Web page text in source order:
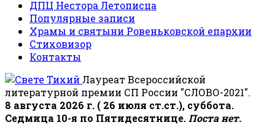
ДПЦ Нестора Летописца
Популярные записи
Храмы и святыни Ровеньковской епархии
Стиховизор
Контакты
Лауреат Всероссийской
литературной премии СП России "СЛОВО-2021".
8 августа 2026 г. ( 26 июля ст.ст.), суббота.
Седмица 10-я по Пятидесятнице. Поста нет.